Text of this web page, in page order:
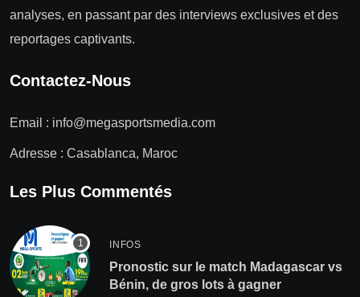
analyses, en passant par des interviews exclusives et des
reportages captivants.
Contactez-Nous
Email : info@megasportsmedia.com
Adresse : Casablanca, Maroc
Les Plus Commentés
INFOS
Pronostic sur le match Madagascar vs
Bénin, de gros lots à gagner